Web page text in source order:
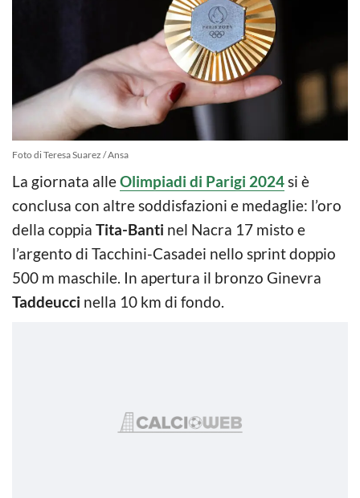
Foto di Teresa Suarez / Ansa
La giornata alleOlimpiadi di Parigi 2024 si è
conclusa con altre soddisfazioni e medaglie: l’oro
della coppia Tita-Banti nel Nacra 17 misto e
l’argento di Tacchini-Casadei nello sprint doppio
500 m maschile. In apertura il bronzo Ginevra
Taddeucci nella 10 km di fondo.